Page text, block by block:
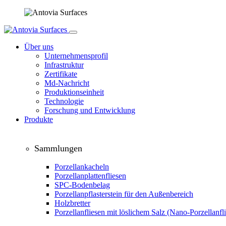
Über uns
Unternehmensprofil
Infrastruktur
Zertifikate
Md-Nachricht
Produktionseinheit
Technologie
Forschung und Entwicklung
Produkte
Sammlungen
Porzellankacheln
Porzellanplattenfliesen
SPC-Bodenbelag
Porzellanpflasterstein für den Außenbereich
Holzbretter
Porzellanfliesen mit löslichem Salz (Nano-